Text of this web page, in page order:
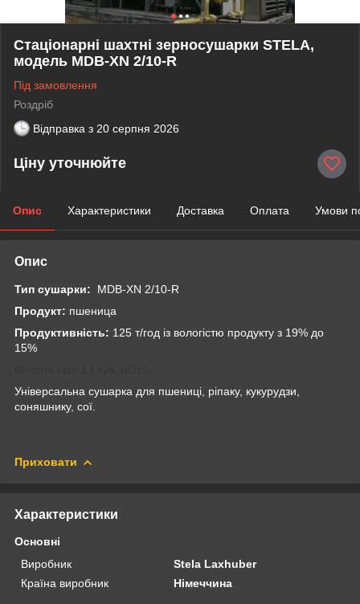
Стаціонарні шахтні зерносушарки STELA,
модель MDB-XN 2/10-R
Під замовлення
Роздріб
Відправка з 20 серпня 2026
Ціну уточнюйте
Опис Характеристики Доставка Оплата Умови
Опис
Тип сушарки: MDB-XN 2/10-R
Продукт: пшеница
Продуктивність: 125 т/год із вологістю продукту з 19% до
15%
Універсальна сушарка для пшениці, ріпаку, кукурудзи,
соняшнику, сої.
Приховати
Характеристики
Основні
Виробник
Stela Laxhuber
Країна виробник
Німеччина